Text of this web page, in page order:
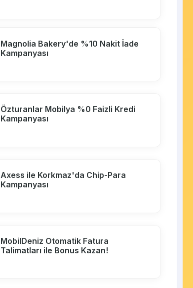
Magnolia Bakery'de %10 Nakit İade
Kampanyası
Özturanlar Mobilya %0 Faizli Kredi
Kampanyası
Axess ile Korkmaz'da Chip-Para
Kampanyası
MobilDeniz Otomatik Fatura
Talimatları ile Bonus Kazan!